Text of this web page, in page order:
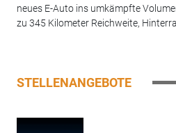
neues E-Auto ins umkämpfte
zu 345 Kilometer Reichweite,
STELLENANGEBOTE